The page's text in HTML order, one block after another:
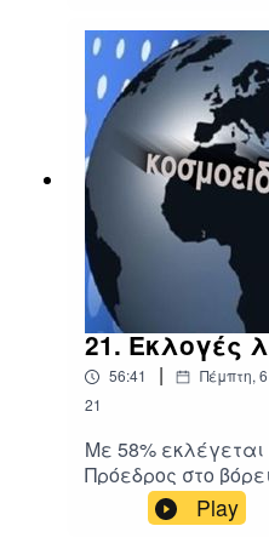
διάστημα με
21. Εκλογές
56:41 | Πέμπτη, 6
21
Με 58%
Πρόεδρος στο
αμερικανικής
Χιλής...
Play